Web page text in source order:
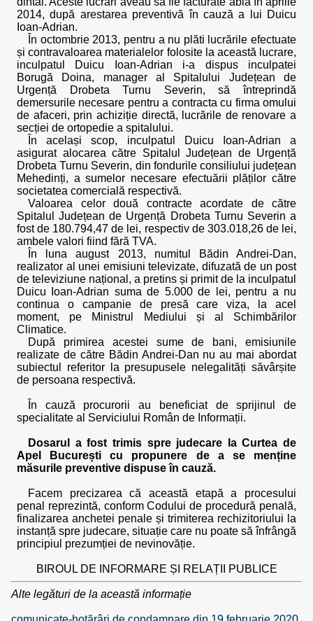
2014, după arestarea preventivă în cauză a lui Duicu
Ioan-Adrian.
În octombrie 2013, pentru a nu plăti lucrările efectuate
și contravaloarea materialelor folosite la această lucrare,
inculpatul Duicu Ioan-Adrian i-a dispus inculpatei
Borugă Doina, manager al Spitalului Județean de
Urgență Drobeta Turnu Severin, să întreprindă
demersurile necesare pentru a contracta cu firma omului
de afaceri, prin achiziție directă, lucrările de renovare a
secției de ortopedie a spitalului.
În același scop, inculpatul Duicu Ioan-Adrian a
asigurat alocarea către Spitalul Județean de Urgență
Drobeta Turnu Severin, din fondurile consiliului județean
Mehedinți, a sumelor necesare efectuării plăților către
societatea comercială respectivă.
Valoarea celor două contracte acordate de către
Spitalul Județean de Urgență Drobeta Turnu Severin a
fost de 180.794,47 de lei, respectiv de 303.018,26 de lei,
ambele valori fiind fără TVA.
În luna august 2013, numitul Bădin Andrei-Dan,
realizator al unei emisiuni televizate, difuzată de un post
de televiziune național, a pretins și primit de la inculpatul
Duicu Ioan-Adrian suma de 5.000 de lei, pentru a nu
continua o campanie de presă care viza, la acel
moment, pe Ministrul Mediului și al Schimbărilor
Climatice.
După primirea acestei sume de bani, emisiunile
realizate de către Bădin Andrei-Dan nu au mai abordat
subiectul referitor la presupusele nelegalități săvârșite
de persoana respectivă.
În cauză procurorii au beneficiat de sprijinul de
specialitate al Serviciului Român de Informații.
Dosarul a fost trimis spre judecare la Curtea de
Apel București cu propunere de a se menține
măsurile preventive dispuse în cauză.
Facem precizarea că această etapă a procesului
penal reprezintă, conform Codului de procedură penală,
finalizarea anchetei penale și trimiterea rechizitoriului la
instanță spre judecare, situație care nu poate să înfrângă
principiul prezumției de nevinovăție.
BIROUL DE INFORMARE ȘI RELAȚII PUBLICE
Alte legături de la această informație